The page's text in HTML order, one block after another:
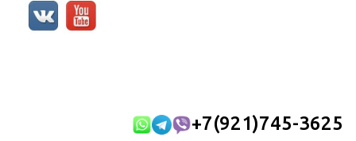
+7(921)745-3625